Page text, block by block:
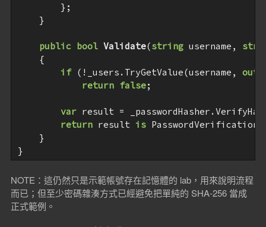
        };
    }
public bool Validate(string username,
{
if (!_users.TryGetValue(username, out
return false;
var result =
return result is
    }
NOTE：這仍然只是示範帳號存在記憶體的 lab，用來說明流程
而已；但至少密碼雜湊方式已經避免把單純的 SHA-256 當成
正式範例。